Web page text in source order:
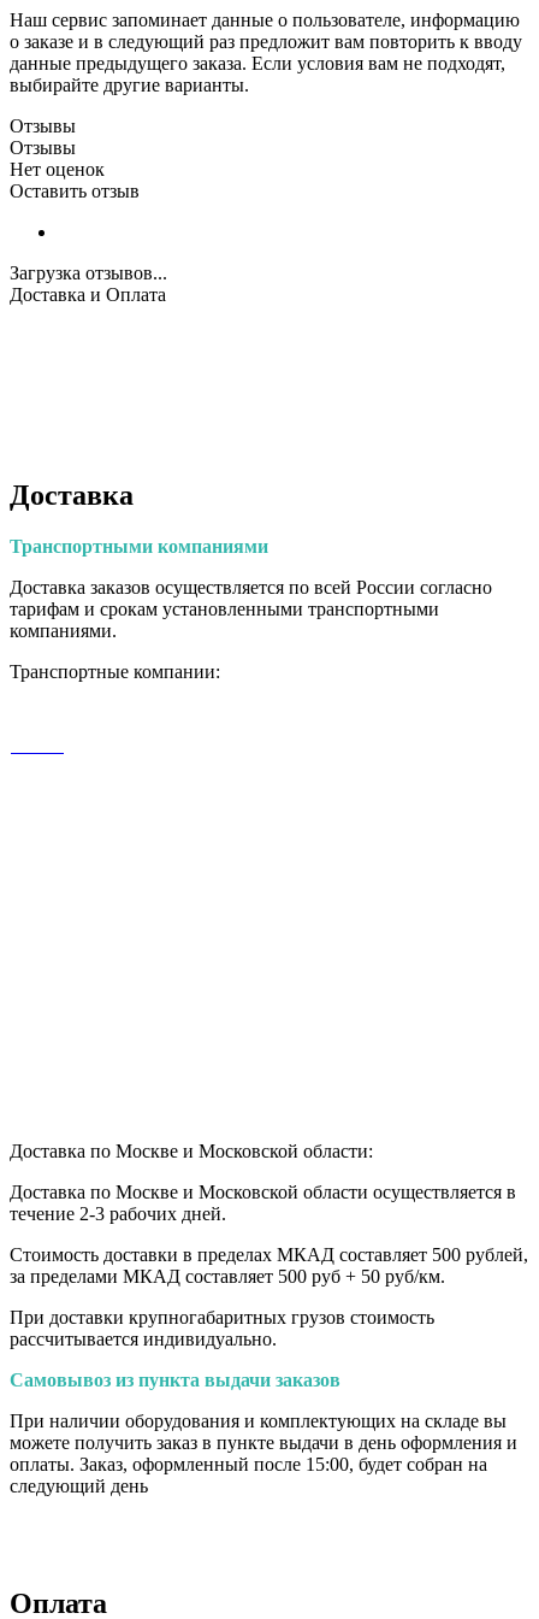
Наш сервис запоминает данные о пользователе, информацию
о заказе и в следующий раз предложит вам повторить к вводу
данные предыдущего заказа. Если условия вам не подходят,
выбирайте другие варианты.
Отзывы
Отзывы
Нет оценок
Оставить отзыв
Загрузка отзывов...
Доставка и Оплата
Доставка
Транспортными компаниями
Доставка заказов осуществляется по всей России согласно
тарифам и срокам установленными транспортными
компаниями.
Транспортные компании:
Доставка по Москве и Московской области:
Доставка по Москве и Московской области осуществляется в
течение 2-3 рабочих дней.
Стоимость доставки в пределах МКАД составляет 500 рублей,
за пределами МКАД составляет 500 руб + 50 руб/км.
При доставки крупногабаритных грузов стоимость
рассчитывается индивидуально.
Самовывоз из пункта выдачи заказов
При наличии оборудования и комплектующих на складе вы
можете получить заказ в пункте выдачи в день оформления и
оплаты. Заказ, оформленный после 15:00, будет собран на
следующий день
Оплата